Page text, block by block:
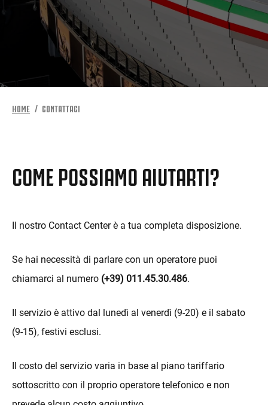
HOME CONTATTACI
COME POSSIAMO AIUTARTI?
Il nostro Contact Center è a tua completa disposizione.
Se hai necessità di parlare con un operatore puoi
chiamarci al numero (+39) 011.45.30.486.
Il servizio è attivo dal lunedì al venerdì (9-20) e il sabato
(9-15), festivi esclusi.
Il costo del servizio varia in base al piano tariffario
sottoscritto con il proprio operatore telefonico e non